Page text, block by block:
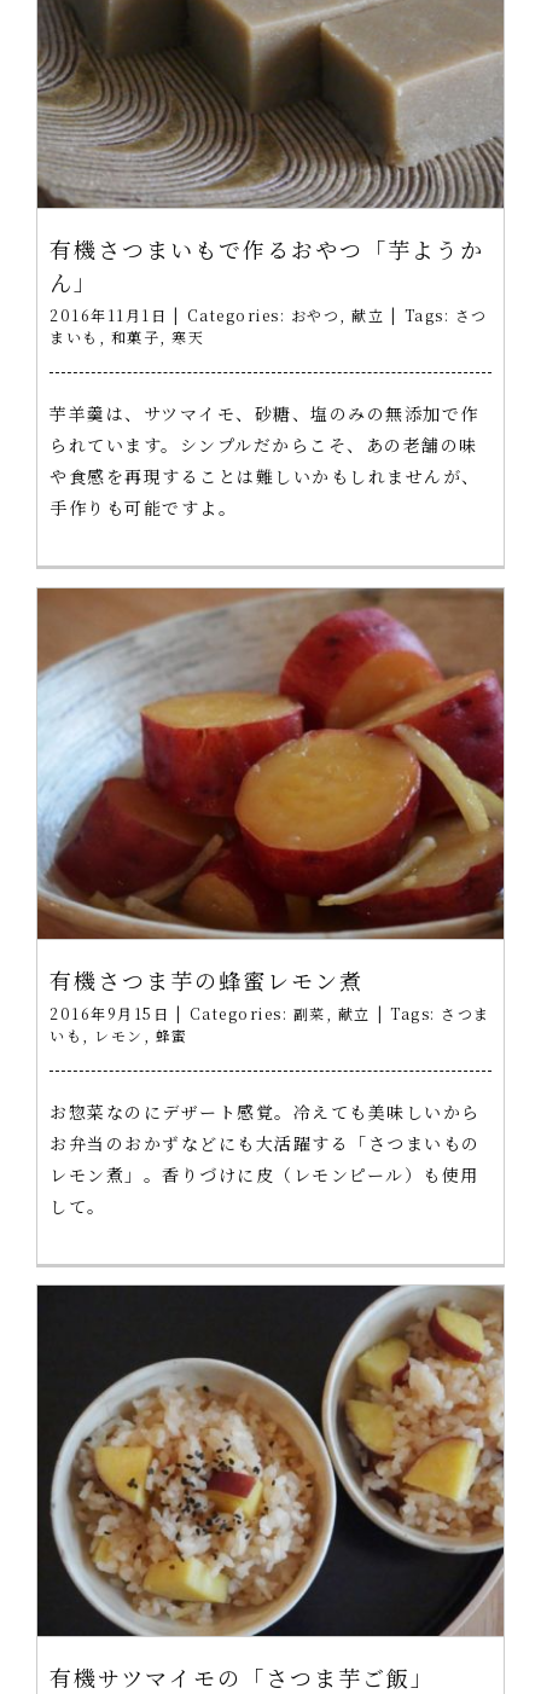
有機さつまいもで作るおやつ「芋ようか
ん」
2016年11月1日 | Categories: おやつ 献立 | Tags: さつ
まいも
和菓子 寒天
芋羊羹は、サツマイモ、砂糖、塩のみの無添加で作
られています。シンプルだからこそ、あの老舗の味
や食感を再現することは難しいかもしれませんが、
手作りも可能ですよ。
有機さつま芋の蜂蜜レモン煮
2016年9月15日 | Categories: 副菜 献立 | Tags: さつま
いも
レモン 蜂蜜
お惣菜なのにデザート感覚。冷えても美味しいから
お弁当のおかずなどにも大活躍する「さつまいもの
レモン煮」。香りづけに皮（レモンピール）も使用
して。
有機サツマイモの「さつま芋ご飯」